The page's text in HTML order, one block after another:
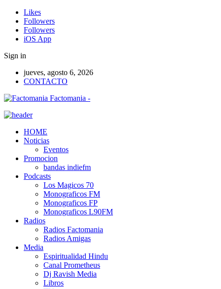
Likes
Followers
Followers
iOS App
Sign in
jueves, agosto 6, 2026
CONTACTO
Factomania -
HOME
Noticias
Eventos
Promocion
bandas indiefm
Podcasts
Los Magicos 70
Monograficos FM
Monograficos FP
Monograficos L90FM
Radios
Radios Factomania
Radios Amigas
Media
Espiritualidad Hindu
Canal Prometheus
Dj Ravish Media
Libros